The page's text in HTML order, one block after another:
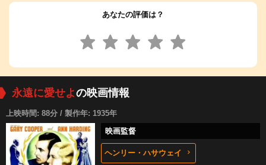
あなたの評価は？
永遠に愛せよの映画情報
上映時間: 88分 / 製作年: 1935年
映画監督
ヘンリー・ハサウェイ